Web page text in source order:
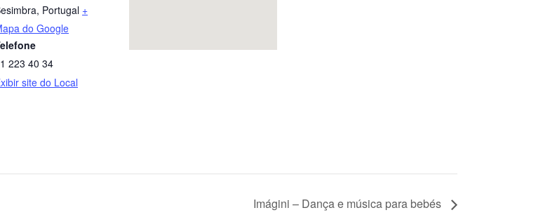
, Portugal +
do Google
223 40 34
site do Local
Imágini – Dança e música para bebés